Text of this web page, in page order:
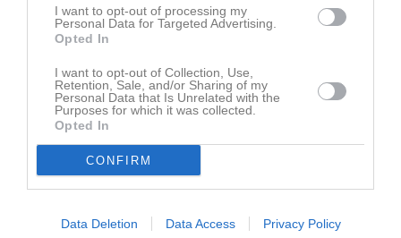
I want to opt-out of processing my
Personal Data for Targeted Advertising.
Opted In
I want to opt-out of Collection, Use,
Retention, Sale, and/or Sharing of my
Personal Data that Is Unrelated with the
Purposes for which it was collected.
Opted In
CONFIRM
Data Deletion Data Access Privacy Policy
3p Awet Abisolom
2p Holger Blom
1p Desmond Ballah
Spelarstatistik Utespelare
Awet Abisolom
Holger Blom
1 0 0 0 0
2
Desmond Ballah
1 0 0 0